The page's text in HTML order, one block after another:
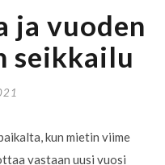
ja vuoden
seikkailu
kun mietin viime
vastaan uusi vuosi